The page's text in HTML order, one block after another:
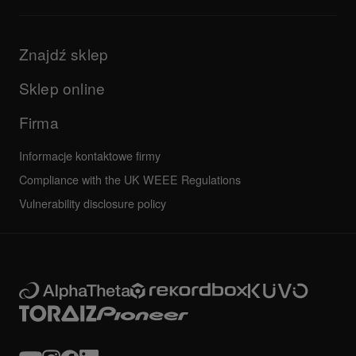
Podręczniki i dokumentacja
Program certyfikacji AlphaTheta
Najczęściej zadawane pytania
Forum społeczności
Firma
Inne
Znajdź sklep
Sklep online
Firma
Informacje kontaktowe firmy
Compliance with the UK WEEE Regulations
Vulnerability disclosure policy